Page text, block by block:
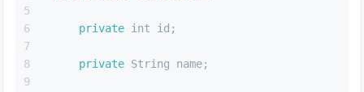
private int id;
private String name;